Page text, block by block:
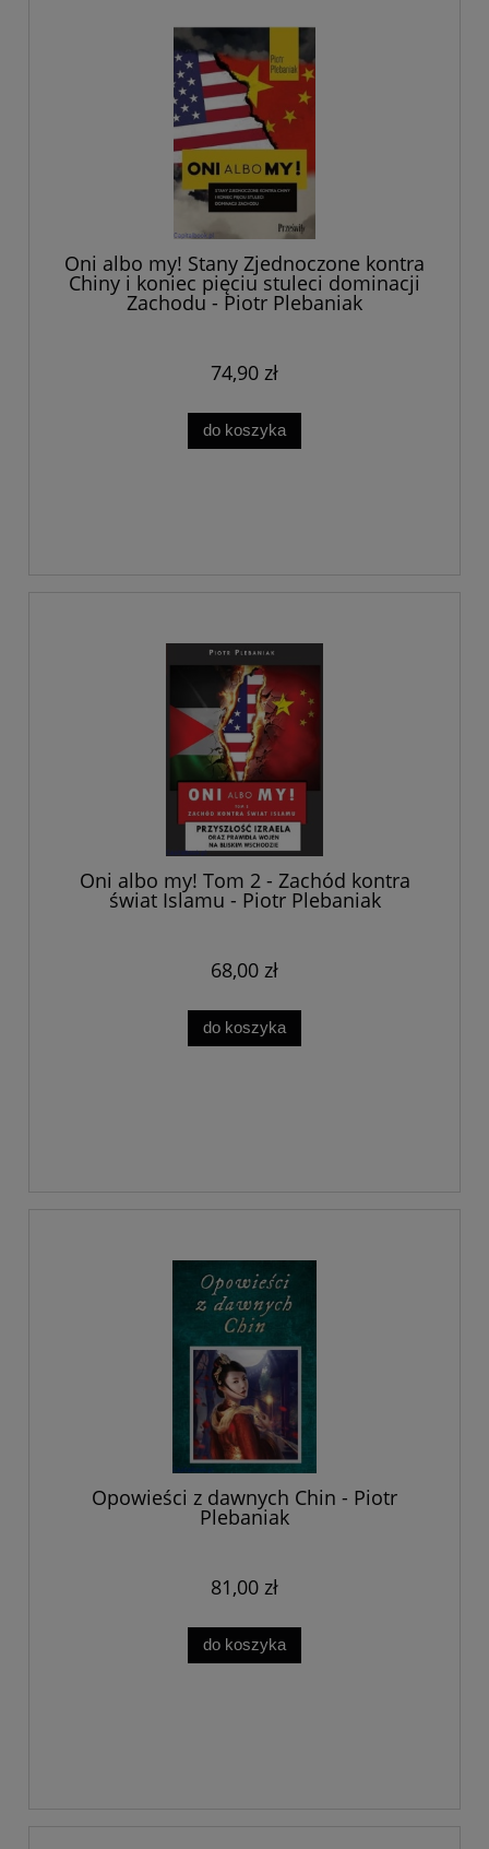
Oni albo my! Stany Zjednoczone kontra
Chiny i koniec pięciu stuleci dominacji
Zachodu - Piotr Plebaniak
74,90 zł
do koszyka
Oni albo my! Tom 2 - Zachód kontra
świat Islamu - Piotr Plebaniak
68,00 zł
do koszyka
Opowieści z dawnych Chin - Piotr
Plebaniak
81,00 zł
do koszyka